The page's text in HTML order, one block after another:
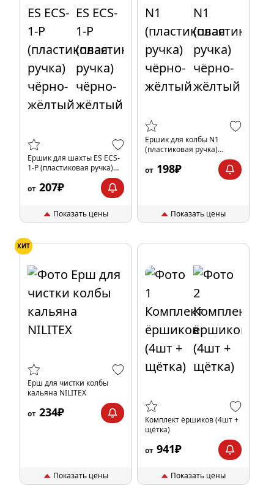
Ершик для шахты ES ECS-
1-P (пластиковая ручка)
от 207₽
Показать цены
Ершик для колбы N1
(пластиковая ручка)
от 198₽
Показать цены
ХИТ
Ерш для чистки колбы
кальяна NILITEX
от 234₽
Показать цены
Комплект ёршиков (4шт +
щётка)
от 941₽
Показать цены